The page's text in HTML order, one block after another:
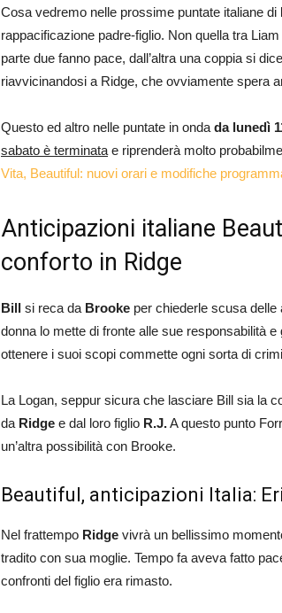
Cosa vedremo nelle prossime puntate italiane di
rappacificazione padre-figlio. Non quella tra
parte due fanno pace, dall’altra una coppia si
riavvicinandosi a Ridge, che ovviamente spera
Questo ed altro nelle puntate in onda da lunedì
sabato è terminata e riprenderà molto
Vita, Beautiful: nuovi orari e modifiche
Anticipazioni italiane
conforto in Ridge
Bill si reca da Brooke per chiederle scusa delle
donna lo mette di fronte alle sue responsabilità
ottenere i suoi scopi commette ogni sorta di
La Logan, seppur sicura che lasciare Bill sia la
da Ridge e dal loro figlio R.J.A questo punto
un’altra possibilità con Brooke.
Beautiful, anticipazioni Italia:
Nel frattempo Ridge vivrà un bellissimo
tradito con sua moglie. Tempo fa aveva fatto
confronti del figlio era rimasto.